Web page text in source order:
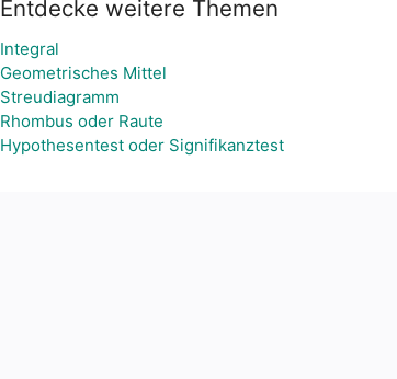
Entdecke weitere Themen
Integral
Geometrisches Mittel
Streudiagramm
Rhombus oder Raute
Hypothesentest oder Signifikanztest